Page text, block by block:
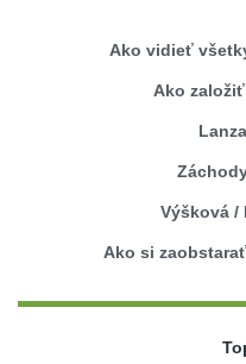
Ako vidieť
Ako
Výšková /
Ako si